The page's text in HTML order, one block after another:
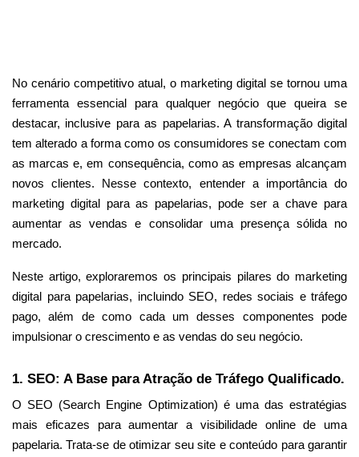
No cenário competitivo atual, o marketing digital se tornou uma
ferramenta essencial para qualquer negócio que queira se
destacar, inclusive para as papelarias. A transformação digital
tem alterado a forma como os consumidores se conectam com
as marcas e, em consequência, como as empresas alcançam
novos clientes. Nesse contexto, entender a importância do
marketing digital para as papelarias, pode ser a chave para
aumentar as vendas e consolidar uma presença sólida no
mercado.
Neste artigo, exploraremos os principais pilares do marketing
digital para papelarias, incluindo SEO, redes sociais e tráfego
pago, além de como cada um desses componentes pode
impulsionar o crescimento e as vendas do seu negócio.
1. SEO: A Base para Atração de Tráfego Qualificado.
O SEO (Search Engine Optimization) é uma das estratégias
mais eficazes para aumentar a visibilidade online de uma
papelaria. Trata-se de otimizar seu site e conteúdo para garantir